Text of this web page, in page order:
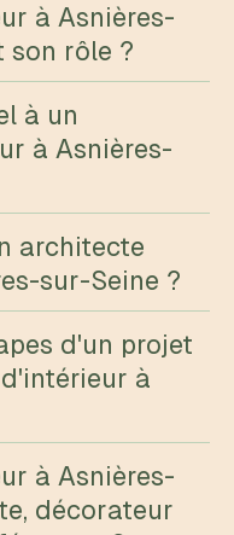
à Asnières-
son rôle ?
à un
à Asnières-
architecte
sur-Seine ?
d'un projet
à
à Asnières-
décorateur